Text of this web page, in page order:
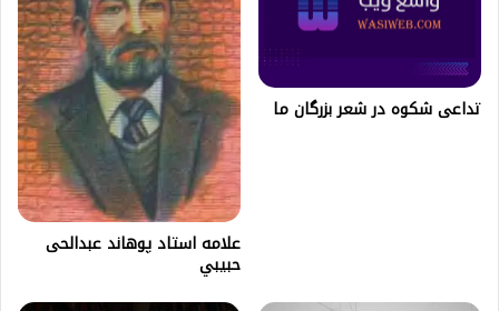
تداعی شکوه در شعر بزرگان ما
علامه استاد پوهاند عبدالحی
حبيبي